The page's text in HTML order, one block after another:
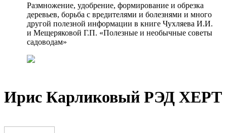
Размножение, удобрение, формирование и обрезка
деревьев, борьба с вредителями и болезнями и много
другой полезной информации в книге Чухляева И.И.
и Мещеряковой Г.П. «Полезные и необычные советы
садоводам»
Ирис Карликовый РЭД ХЕРТ